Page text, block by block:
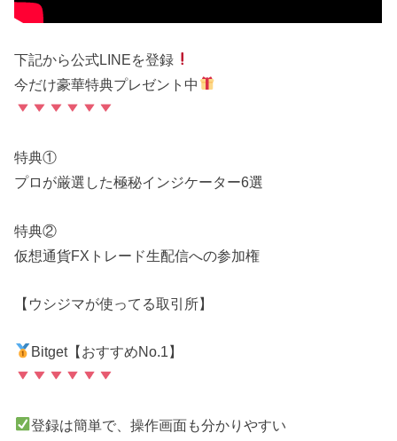
下記から公式LINEを登録
今だけ豪華特典プレゼント中
特典①
プロが厳選した極秘インジケーター6選
特典②
仮想通貨FXトレード生配信への参加権
【ウシジマが使ってる取引所】
Bitget【おすすめNo.1】
登録は簡単で、操作画面も分かりやすい